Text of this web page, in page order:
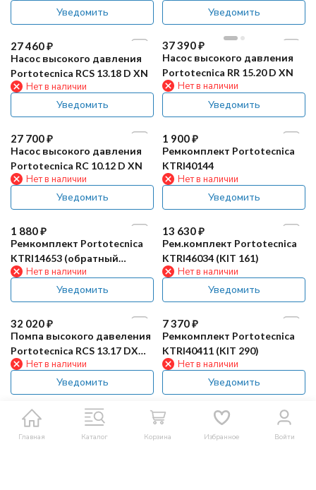
Уведомить Уведомить
27 460₽
Насос высокого давления
Portotecnica RCS 13.18 D XN
Нет в наличии
Уведомить
37 390₽
Насос высокого давления
Portotecnica RR 15.20 D XN
Нет в наличии
Уведомить
27 700₽
Насос высокого давления
Portotecnica RC 10.12 D XN
Нет в наличии
Уведомить
1 900₽
Ремкомплект Portotecnica
KTRI40144
Нет в наличии
Уведомить
1 880₽
Ремкомплект Portotecnica
KTRI14653 (обратный
клапан)
Нет в наличии
Уведомить
13 630₽
Рем.комплект Portotecnica
KTRI46034 (KIT 161)
Нет в наличии
Уведомить
32 020₽
Помпа высокого давеления
Portotecnica RCS 13.17 DX
ND (для UNIVERSE-H
Нет в наличии
Уведомить
7 370₽
Ремкомплект Portotecnica
KTRI40411 (KIT 290)
Нет в наличии
Уведомить
Главная Каталог Корзина Избранное Войти